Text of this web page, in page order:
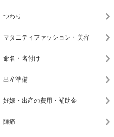
つわり
マタニティファッション・美容
命名・名付け
出産準備
妊娠・出産の費用・補助金
陣痛